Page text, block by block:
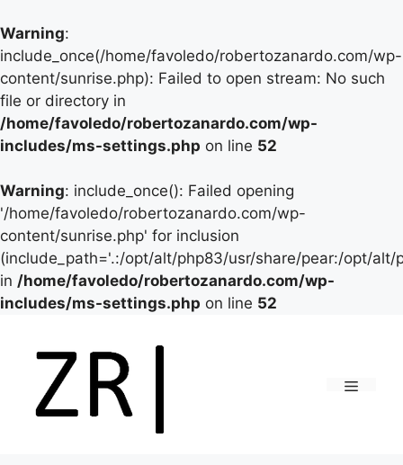
Warning:
include_once(/home/favoledo/robertozanardo.com/wp-
content/sunrise.php): Failed to open stream: No such
file or directory in
/home/favoledo/robertozanardo.com/wp-
includes/ms-settings.php on line 52
Warning: include_once(): Failed opening
'/home/favoledo/robertozanardo.com/wp-
content/sunrise.php' for inclusion
(include_path='.:/opt/alt/php83/usr/share/pear:/opt/
in /home/favoledo/robertozanardo.com/wp-
includes/ms-settings.php on line 52
contenuto